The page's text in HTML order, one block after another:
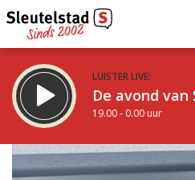
LUISTER LIVE:
De avond
19.00 - 0.00 uur
STRAKS:
De nacht van Sleutelstad